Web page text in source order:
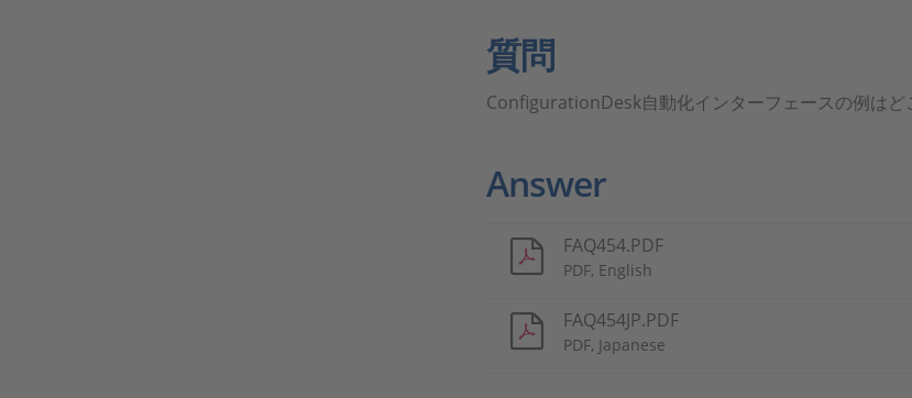
質問
ConfigurationDesk自動化インターフェースの例はど
Answer
FAQ454.PDF
PDF, English
FAQ454JP.PDF
PDF, Japanese